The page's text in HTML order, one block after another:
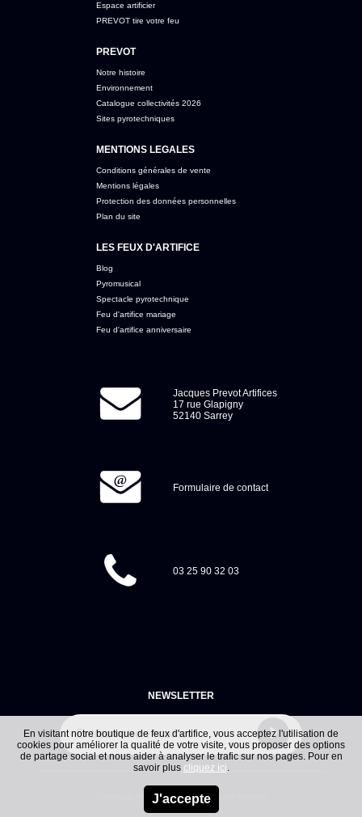
Espace artificier
PREVOT tire votre feu
PREVOT
Notre histoire
Environnement
Catalogue collectivités 2026
Sites pyrotechniques
MENTIONS LEGALES
Conditions générales de vente
Mentions légales
Protection des données personnelles
Plan du site
LES FEUX D'ARTIFICE
Blog
Pyromusical
Spectacle pyrotechnique
Feu d'artifice mariage
Feu d'artifice anniversaire
Jacques Prevot Artifices
17 rue Glapigny
52140 Sarrey
Formulaire de contact
03 25 90 32 03
NEWSLETTER
- sarl Jacques Prevot Artifices
En visitant notre boutique de feux d'artifice, vous acceptez l'utilisation de
cookies pour améliorer la qualité de votre visite, vous proposer des options
de partage social et nous aider à analyser le trafic sur nos pages. Pour en
savoir plus cliquez ici.
J'accepte